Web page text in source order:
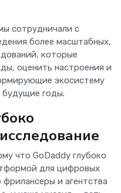
сотрудничали с
более масштабных,
которые
оценить настроения и
экосистему
будущие годы.
что GoDaddy глубоко
для цифровых
и агентства